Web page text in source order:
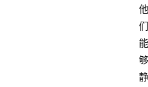
他
们
能
够
静